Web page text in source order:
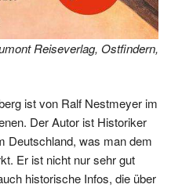
Reiseverlag, Ostfindern,
ist von Ralf Nestmeyer im
Der Autor ist Historiker
Deutschland, was man dem
Er ist nicht nur sehr gut
historische Infos, die über